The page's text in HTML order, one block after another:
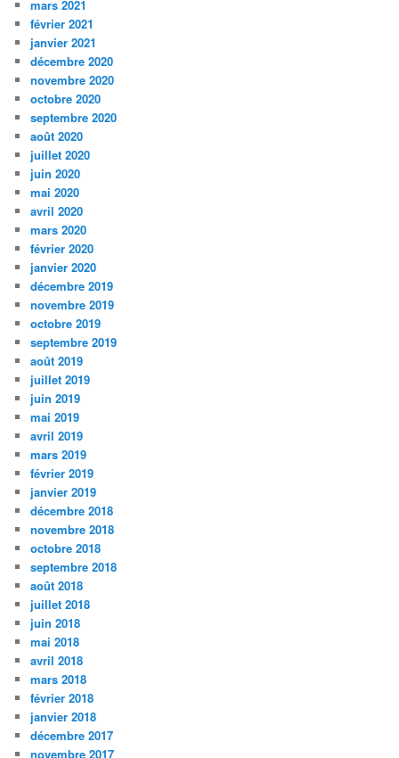
mars 2021
février 2021
janvier 2021
décembre 2020
novembre 2020
octobre 2020
septembre 2020
août 2020
juillet 2020
juin 2020
mai 2020
avril 2020
mars 2020
février 2020
janvier 2020
décembre 2019
novembre 2019
octobre 2019
septembre 2019
août 2019
juillet 2019
juin 2019
mai 2019
avril 2019
mars 2019
février 2019
janvier 2019
décembre 2018
novembre 2018
octobre 2018
septembre 2018
août 2018
juillet 2018
juin 2018
mai 2018
avril 2018
mars 2018
février 2018
janvier 2018
décembre 2017
novembre 2017